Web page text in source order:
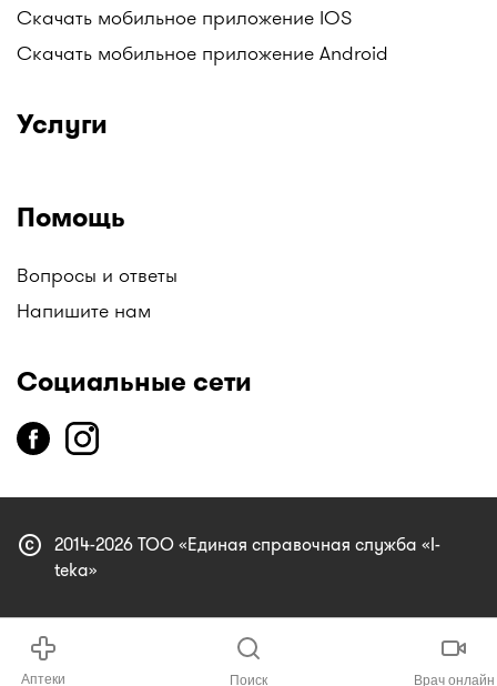
Скачать мобильное приложение IOS
Скачать мобильное приложение Android
Услуги
Помощь
Вопросы и ответы
Напишите нам
Социальные сети
copyright 2014-2026 ТОО «Единая справочная служба «I-
teka»
Аптеки Поиск Врач онлайн